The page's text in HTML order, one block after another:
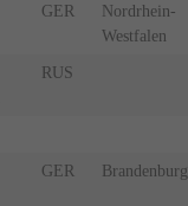
GER
Nordrhein-
Westfalen
RUS
GER Brandenburg